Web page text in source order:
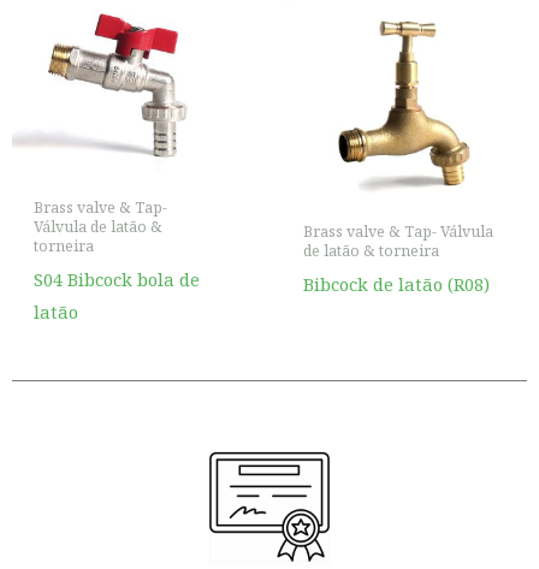
Brass valve & Tap-
Válvula de latão &
torneira
S04 Bibcock bola de
latão
Brass valve & Tap- Válvula
de latão & torneira
Bibcock de latão (R08)